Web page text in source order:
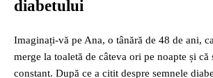
diabetului
Imaginați-vă pe Ana, o tânără de 48 de ani,
merge la toaletă de câteva ori pe noapte și că
constant. După ce a citit despre semnele